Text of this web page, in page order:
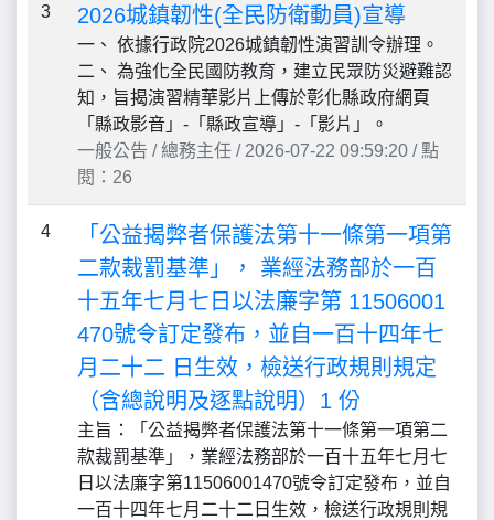
3 2026城鎮韌性(全民防衛動員)宣導
一、 依據行政院2026城鎮韌性演習訓令辦理。
二、 為強化全民國防教育，建立民眾防災避難認
知，旨揭演習精華影片上傳於彰化縣政府網頁
「縣政影音」-「縣政宣導」-「影片」。
一般公告 / 總務主任 / 2026-07-22 09:59:20 / 點
閱：26
4
「公益揭弊者保護法第十一條第一項第
二款裁罰基準」， 業經法務部於一百
十五年七月七日以法廉字第 11506001
470號令訂定發布，並自一百十四年七
月二十二 日生效，檢送行政規則規定
（含總說明及逐點說明）1 份
主旨：「公益揭弊者保護法第十一條第一項第二
款裁罰基準」，業經法務部於一百十五年七月七
日以法廉字第11506001470號令訂定發布，並自
一百十四年七月二十二日生效，檢送行政規則規